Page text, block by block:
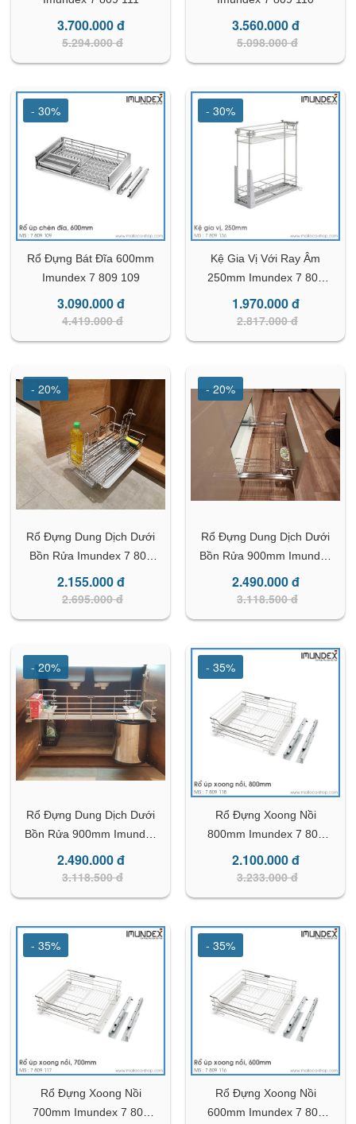
3.700.000 đ
5.294.000 đ
3.560.000 đ
5.098.000 đ
- 30%
Rổ Đựng Bát Đĩa 600mm
Imundex 7 809 109
3.090.000 đ
4.419.000 đ
- 30%
Kệ Gia Vị Với Ray Âm
250mm Imundex 7 809
136
1.970.000 đ
2.817.000 đ
- 20%
Rổ Đựng Dung Dịch Dưới
Bồn Rửa Imundex 7 809
107
2.155.000 đ
2.695.000 đ
- 20%
Rổ Đựng Dung Dịch Dưới
Bồn Rửa 900mm Imundex
7 809 132
2.490.000 đ
3.118.500 đ
- 20%
Rổ Đựng Dung Dịch Dưới
Bồn Rửa 900mm Imundex
7 809 133
2.490.000 đ
3.118.500 đ
- 35%
Rổ Đựng Xoong Nồi
800mm Imundex 7 809
118
2.100.000 đ
3.233.000 đ
- 35%
Rổ Đựng Xoong Nồi
700mm Imundex 7 809
- 35%
Rổ Đựng Xoong Nồi
600mm Imundex 7 809